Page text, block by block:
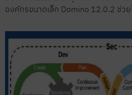
องค์กรขนาดเล็ก Domino 12.0.2 ช่ว